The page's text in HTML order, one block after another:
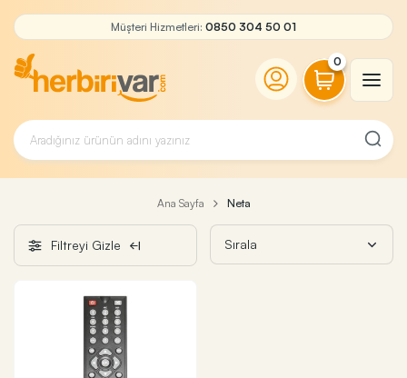
Müşteri Hizmetleri: 0850 304 50 01
0
Ana Sayfa Neta
Filtreyi Gizle